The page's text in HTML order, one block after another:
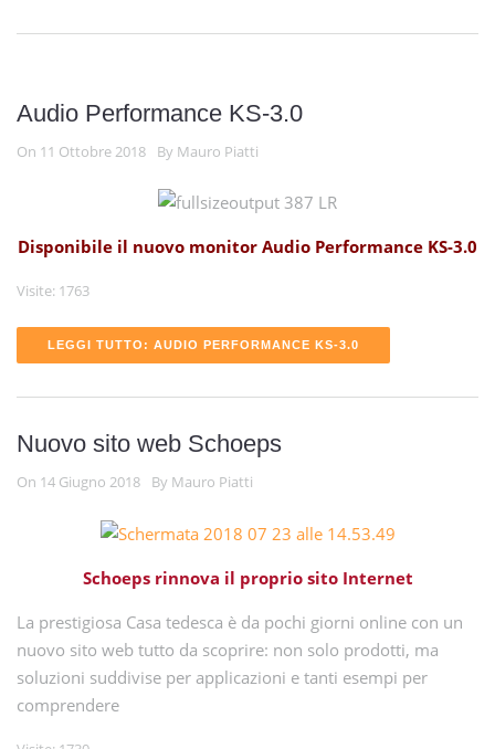
Audio Performance KS-3.0
On 11 Ottobre 2018 By Mauro Piatti
Disponibile il nuovo monitor Audio Performance KS-3.0
Visite: 1763
LEGGI TUTTO: AUDIO PERFORMANCE KS-3.0
Nuovo sito web Schoeps
On 14 Giugno 2018 By Mauro Piatti
Schoeps rinnova il proprio sito Internet
La prestigiosa Casa tedesca è da pochi giorni online con un
nuovo sito web tutto da scoprire: non solo prodotti, ma
soluzioni suddivise per applicazioni e tanti esempi per
comprendere